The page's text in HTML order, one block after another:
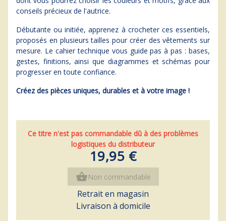
conseils précieux de l'autrice.
Débutante ou initiée, apprenez à crocheter ces essentiels,
proposés en plusieurs tailles pour créer des vêtements sur
mesure. Le cahier technique vous guide pas à pas : bases,
gestes, finitions, ainsi que diagrammes et schémas pour
progresser en toute confiance.
Créez des pièces uniques, durables et à votre image !
Ce titre n'est pas commandable dû à des problèmes
logistiques du distributeur
19,95 €
shopping_basketNon commandable
Retrait en magasin
Livraison à domicile